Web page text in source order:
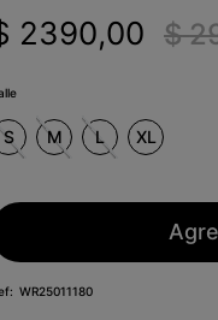
2390,00 $
S M L XL
WR25011180